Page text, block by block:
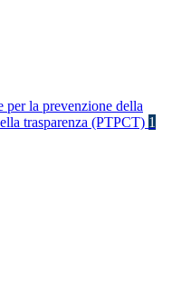
per la prevenzione della
trasparenza (PTPCT) 1